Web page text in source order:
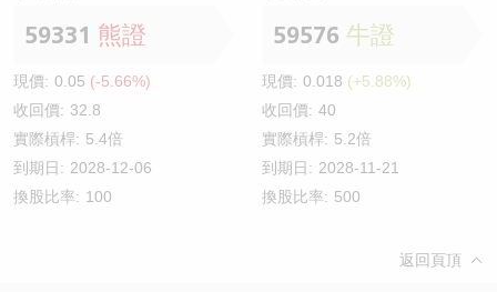
59331 熊證
現價: 0.05 (-5.66%)
收回價: 32.8
實際槓桿: 5.4倍
到期日: 2028-12-06
換股比率: 100
59576 牛證
現價: 0.018 (+5.88%)
收回價: 40
實際槓桿: 5.2倍
到期日: 2028-11-21
換股比率: 500
返回頁頂